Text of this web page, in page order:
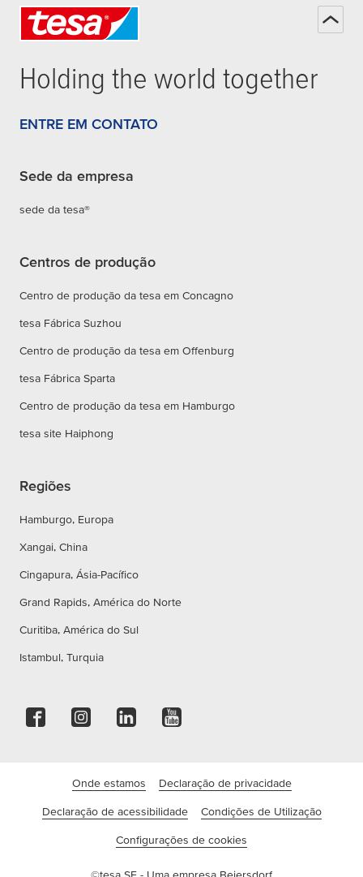
Holding the world together
ENTRE EM CONTATO
Sede da empresa
sede da tesa®
Centros de produção
Centro de produção da tesa em Concagno
tesa Fábrica Suzhou
Centro de produção da tesa em Offenburg
tesa Fábrica Sparta
Centro de produção da tesa em Hamburgo
tesa site Haiphong
Regiões
Hamburgo, Europa
Xangai, China
Cingapura, Ásia-Pacífico
Grand Rapids, América do Norte
Curitiba, América do Sul
Istambul, Turquia
Onde estamos Declaração de privacidade
Declaração de acessibilidade Condições de Utilização
Configurações de cookies